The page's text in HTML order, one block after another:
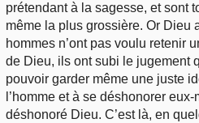
prétendant à la sagesse, et sont
même la plus grossière. Or Dieu
hommes n’ont pas voulu retenir
de Dieu, ils ont subi le jugement
pouvoir garder même une juste
l’homme et à se déshonorer
déshonoré Dieu. C’est là, en